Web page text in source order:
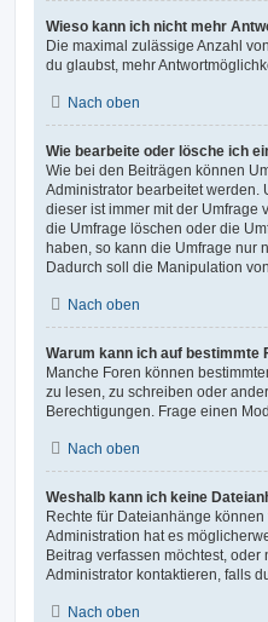
Wieso kann ich nicht mehr
Die maximal zulässige Anzahl
du glaubst, mehr
Nach oben
Wie bearbeite oder lösche ich
Wie bei den Beiträgen können
Administrator bearbeitet werden.
dieser ist immer mit der Umfrage
die Umfrage löschen oder die
haben, so kann die Umfrage nur
Dadurch soll die Manipulation
Nach oben
Warum kann ich auf bestimmte
Manche Foren können
zu lesen, zu schreiben oder
Berechtigungen. Frage einen
Nach oben
Weshalb kann ich keine
Rechte für Dateianhänge
Administration hat es
Beitrag verfassen möchtest,
Administrator kontaktieren, falls
Nach oben